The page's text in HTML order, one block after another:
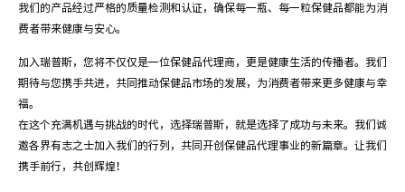
我们的产品经过严格的质量检测和认证，确保每一瓶、每一粒保健品都能为消
费者带来健康与安心。
加入瑞普斯，您将不仅仅是一位保健品代理商，更是健康生活的传播者。我们
期待与您携手共进，共同推动保健品市场的发展，为消费者带来更多健康与幸
福。
在这个充满机遇与挑战的时代，选择瑞普斯，就是选择了成功与未来。我们诚
邀各界有志之士加入我们的行列，共同开创保健品代理事业的新篇章。让我们
携手前行，共创辉煌！